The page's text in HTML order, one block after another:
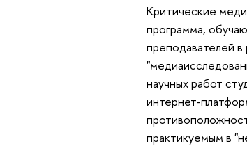
Критические
программа,
преподавателей
научных работ
интернет-
практикуемым в